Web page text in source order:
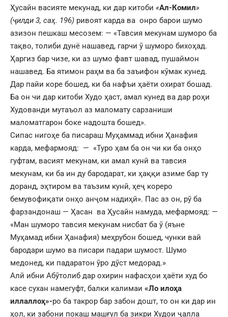
Ҳусайн васияте мекунад, ки дар китоби «Ал-Комил»
(ҷилди 3, саҳ. 196) ривоят карда ва онро барои шумо
азизон пешкаш месозем: — «Тавсия мекунам шуморо ба
тақво, толиби дунё нашавед, гарчи ӯ шуморо бихоҳад.
Ҳаргиз бар чизе, ки аз шумо фавт шавад, пушаймон
нашавед. Ба ятимон раҳм ва ба заъифон кӯмак кунед.
Дар пайи коре бошед, ки ба нафъи ҳаёти охират бошад.
Ба он чи дар китоби Худо ҳаст, амал кунед ва дар роҳи
Худованди мутаъол аз маломату сарзаниши
маломатгарон боке надошта бошед».
Сипас нигоҳе ба писараш Муҳаммад ибни Ҳанафия
карда, мефармояд: — «Туро ҳам ба он чи ки ба онҳо
гуфтам, васият мекунам, ки амал кунӣ ва тавсия
мекунам, ки ба ин ду бародарат, ки ҳаққи азиме бар ту
доранд, эҳтиром ва таъзим кунӣ, ҳеҷ кореро
бемувофиқати онҳо анҷом надиҳӣ». Пас аз он, рӯ ба
фарзандонаш — Ҳасан ва Ҳусайн намуда, мефармояд: —
«Ман шуморо тавсия мекунам нисбат ба ӯ (яъне
Муҳамад ибни Ҳанафия) меҳрубон бошед, чунки вай
бародари шумо ва писари падари шумост. Шумо
медонед, ки падаратон ӯро дӯст медорад.»
Алӣ ибни Абӯтолиб дар охирин нафасҳои ҳаёти худ бо
касе сухан намегуфт, балки калимаи «Ло илоҳа
иллаллоҳ»-ро ба такрор бар забон дошт, то он ки дар ин
ҳол, ки забони покаш машғул ба зикри Худои ҷалла